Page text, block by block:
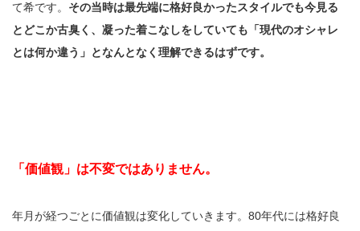
て希です。 その当時は最先端に格好良かったスタイルでも今見る
とどこか古臭く、凝った着こなしをしていても「現代のオシャレ
とは何か違う」となんとなく理解できるはずです。
「価値観」は不変ではありません。
年月が経つごとに価値観は変化していきます。80年代には格好良